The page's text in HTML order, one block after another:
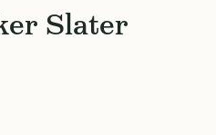
Slater